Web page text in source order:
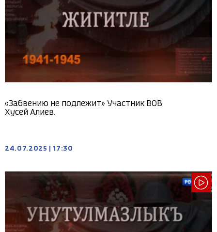
«Забвению не подлежит» Участник ВОВ
Хусей Алиев.
24.07.2025 17:30